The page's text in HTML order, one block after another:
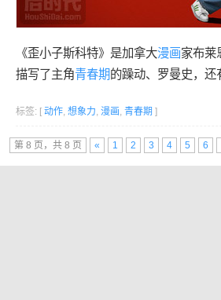
《歪小子斯科特》是加拿大漫画家布莱
描写了主角青春期的躁动、罗曼史，还
标签: [ 动作, 想象力, 漫画, 青春期 ]
第 8 页，共 8 页 « 1 2 3 4 5 6